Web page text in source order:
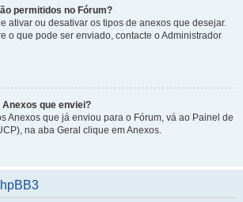
permitidos no Fórum?
ativar ou desativar os tipos de anexos que desejar.
o que pode ser enviado, contacte o Administrador
que enviei?
Anexos que já enviou para o Fórum, vá ao Painel de
na aba Geral clique em Anexos.